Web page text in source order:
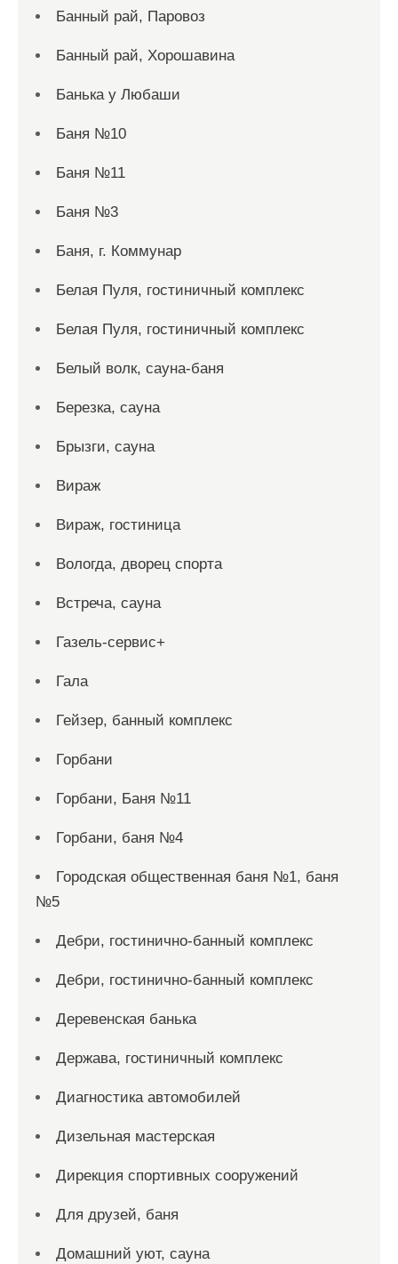
Банный рай, Паровоз
Банный рай, Хорошавина
Банька у Любаши
Баня №10
Баня №11
Баня №3
Баня, г. Коммунар
Белая Пуля, гостиничный комплекс
Белая Пуля, гостиничный комплекс
Белый волк, сауна-баня
Березка, сауна
Брызги, сауна
Вираж
Вираж, гостиница
Вологда, дворец спорта
Встреча, сауна
Газель-сервис+
Гала
Гейзер, банный комплекс
Горбани
Горбани, Баня №11
Горбани, баня №4
Городская общественная баня №1, баня
№5
Дебри, гостинично-банный комплекс
Дебри, гостинично-банный комплекс
Деревенская банька
Держава, гостиничный комплекс
Диагностика автомобилей
Дизельная мастерская
Дирекция спортивных сооружений
Для друзей, баня
Домашний уют, сауна